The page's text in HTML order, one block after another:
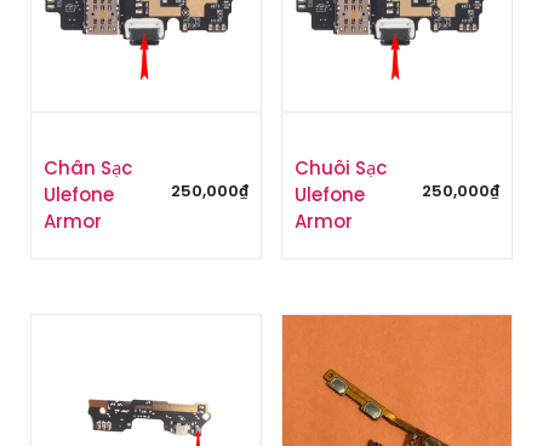
Chân Sạc
Ulefone
Armor
250,000₫
Chuôi Sạc
Ulefone
Armor
250,000₫